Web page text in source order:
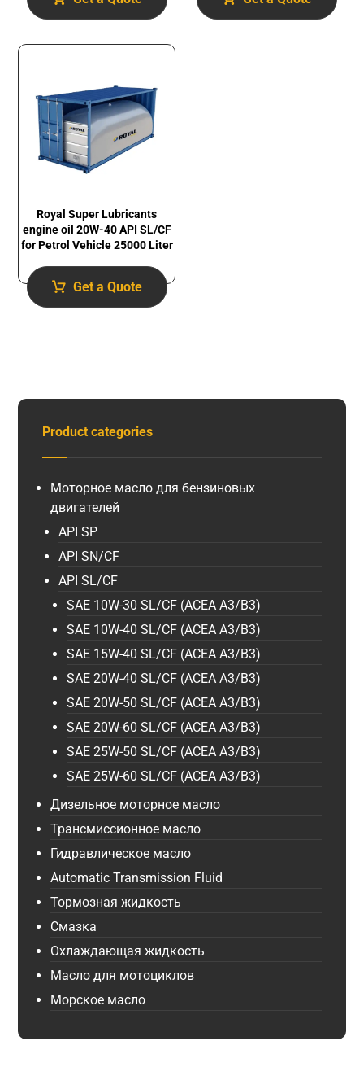
Royal Super Lubricants
engine oil 20W-40 API SL/CF
for Petrol Vehicle 25000 Liter
Get a Quote
Product categories
Моторное масло для бензиновых
двигателей
API SP
API SN/CF
API SL/CF
SAE 10W-30 SL/CF (ACEA A3/B3)
SAE 10W-40 SL/CF (ACEA A3/B3)
SAE 15W-40 SL/CF (ACEA A3/B3)
SAE 20W-40 SL/CF (ACEA A3/B3)
SAE 20W-50 SL/CF (ACEA A3/B3)
SAE 20W-60 SL/CF (ACEA A3/B3)
SAE 25W-50 SL/CF (ACEA A3/B3)
SAE 25W-60 SL/CF (ACEA A3/B3)
Дизельное моторное масло
Трансмиссионное масло
Гидравлическое масло
Automatic Transmission Fluid
Тормозная жидкость
Смазка
Охлаждающая жидкость
Масло для мотоциклов
Морское масло